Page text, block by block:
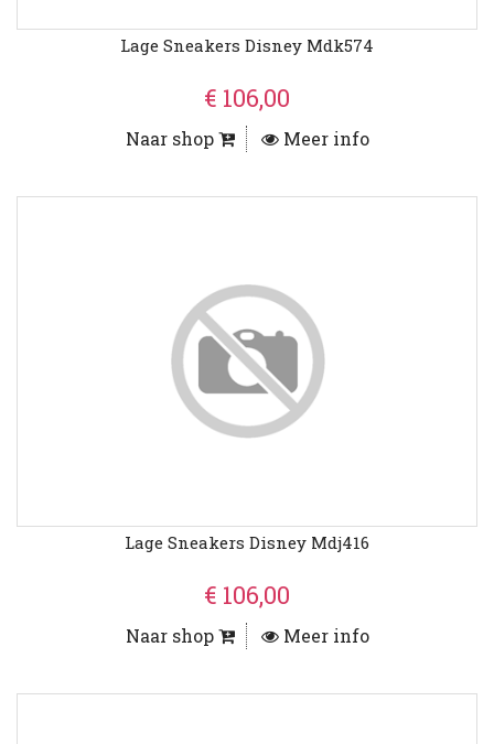
Lage Sneakers Disney Mdk574
€ 106,00
Naar shop Meer info
Lage Sneakers Disney Mdj416
€ 106,00
Naar shop Meer info